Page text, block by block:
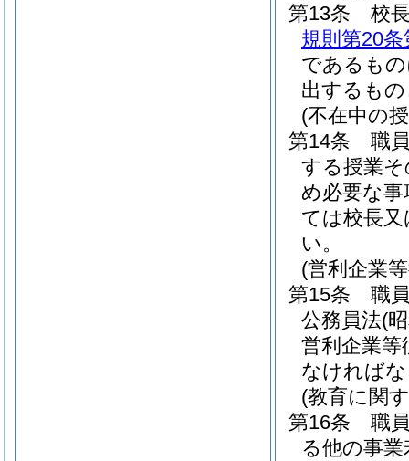
第13条
校
規則第20条
であるも
出するも
(不在中の
第14条
職
する授業
め必要な
ては校長
い。
(営利企業
第15条
職
公務員法(
営利企業等
なければ
(教育に関
第16条
職
る他の事